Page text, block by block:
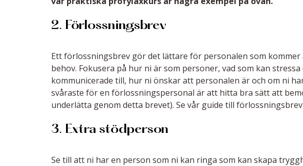
2. Förlossningsbrev
Ett förlossningsbrev gör det lättare för personalen som
behov. Fokusera på hur ni är som personer, vad som kan
kommunicerade till, hur ni önskar att personalen är och om ni
svåraste för en förlossningspersonal är att hitta bra sätt att
underlätta genom detta brevet). Se vår guide till förlossningsbrev
3. Extra stödperson
Se till att ni har en person som ni kan ringa som kan skapa